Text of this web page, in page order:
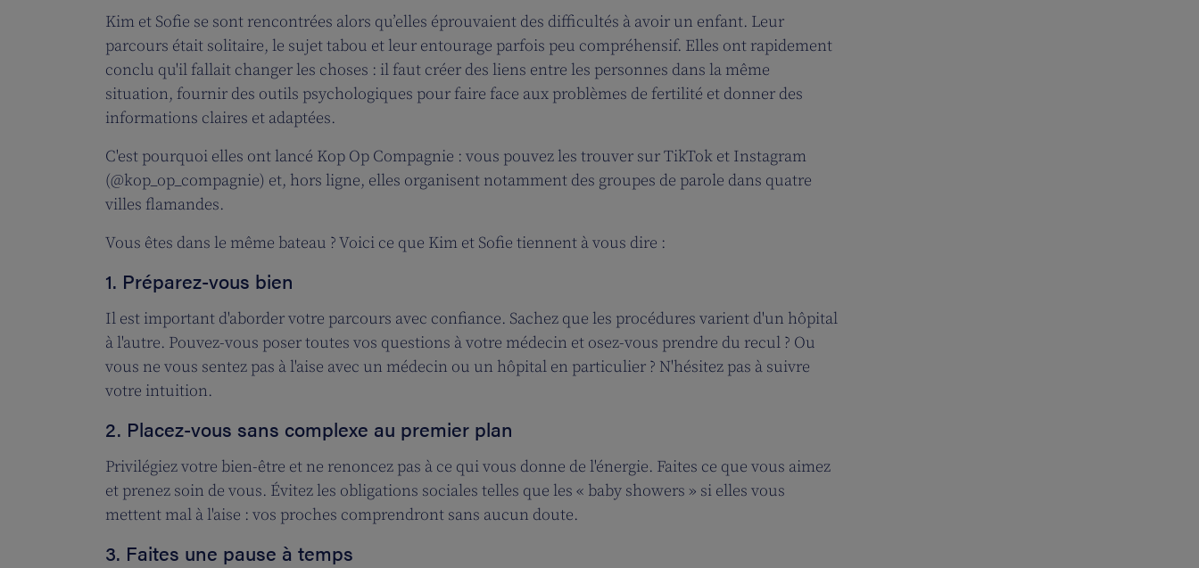
Kim et Sofie se sont rencontrées alors qu’elles éprouvaient des difficultés à avoir un enfant. Leur
parcours était solitaire, le sujet tabou et leur entourage parfois peu compréhensif. Elles ont rapidement
conclu qu'il fallait changer les choses : il faut créer des liens entre les personnes dans la même
situation, fournir des outils psychologiques pour faire face aux problèmes de fertilité et donner des
informations claires et adaptées.
C'est pourquoi elles ont lancé Kop Op Compagnie : vous pouvez les trouver sur TikTok et Instagram
(@kop_op_compagnie) et, hors ligne, elles organisent notamment des groupes de parole dans quatre
villes flamandes.
Vous êtes dans le même bateau ? Voici ce que Kim et Sofie tiennent à vous dire :
1. Préparez-vous bien
Il est important d'aborder votre parcours avec confiance. Sachez que les procédures varient d'un hôpital
à l'autre. Pouvez-vous poser toutes vos questions à votre médecin et osez-vous prendre du recul ? Ou
vous ne vous sentez pas à l'aise avec un médecin ou un hôpital en particulier ? N'hésitez pas à suivre
votre intuition.
2. Placez-vous sans complexe au premier plan
Privilégiez votre bien-être et ne renoncez pas à ce qui vous donne de l'énergie. Faites ce que vous aimez
et prenez soin de vous. Évitez les obligations sociales telles que les « baby showers » si elles vous
mettent mal à l'aise : vos proches comprendront sans aucun doute.
3. Faites une pause à temps